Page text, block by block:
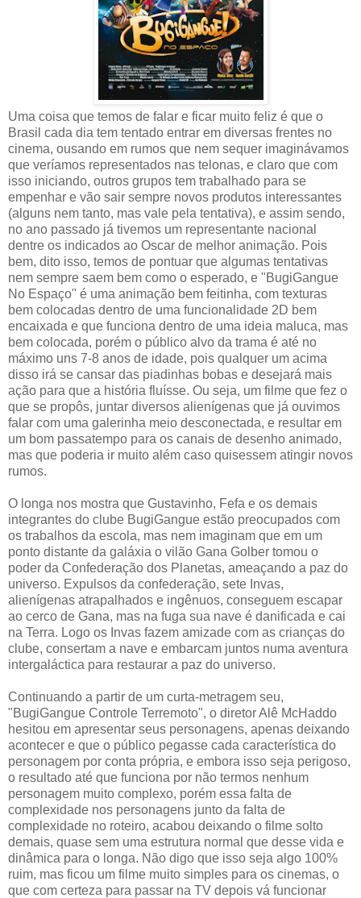
Uma coisa que temos de falar e ficar muito feliz é que o
Brasil cada dia tem tentado entrar em diversas frentes no
cinema, ousando em rumos que nem sequer imaginávamos
que veríamos representados nas telonas, e claro que com
isso iniciando, outros grupos tem trabalhado para se
empenhar e vão sair sempre novos produtos interessantes
(alguns nem tanto, mas vale pela tentativa), e assim sendo,
no ano passado já tivemos um representante nacional
dentre os indicados ao Oscar de melhor animação. Pois
bem, dito isso, temos de pontuar que algumas tentativas
nem sempre saem bem como o esperado, e "BugiGangue
No Espaço" é uma animação bem feitinha, com texturas
bem colocadas dentro de uma funcionalidade 2D bem
encaixada e que funciona dentro de uma ideia maluca, mas
bem colocada, porém o público alvo da trama é até no
máximo uns 7-8 anos de idade, pois qualquer um acima
disso irá se cansar das piadinhas bobas e desejará mais
ação para que a história fluísse. Ou seja, um filme que fez o
que se propôs, juntar diversos alienígenas que já ouvimos
falar com uma galerinha meio desconectada, e resultar em
um bom passatempo para os canais de desenho animado,
mas que poderia ir muito além caso quisessem atingir novos
rumos.
O longa nos mostra que Gustavinho, Fefa e os demais
integrantes do clube BugiGangue estão preocupados com
os trabalhos da escola, mas nem imaginam que em um
ponto distante da galáxia o vilão Gana Golber tomou o
poder da Confederação dos Planetas, ameaçando a paz do
universo. Expulsos da confederação, sete Invas,
alienígenas atrapalhados e ingênuos, conseguem escapar
ao cerco de Gana, mas na fuga sua nave é danificada e cai
na Terra. Logo os Invas fazem amizade com as crianças do
clube, consertam a nave e embarcam juntos numa aventura
intergaláctica para restaurar a paz do universo.
Continuando a partir de um curta-metragem seu,
"BugiGangue Controle Terremoto", o diretor Alê McHaddo
hesitou em apresentar seus personagens, apenas deixando
acontecer e que o público pegasse cada característica do
personagem por conta própria, e embora isso seja perigoso,
o resultado até que funciona por não termos nenhum
personagem muito complexo, porém essa falta de
complexidade nos personagens junto da falta de
complexidade no roteiro, acabou deixando o filme solto
demais, quase sem uma estrutura normal que desse vida e
dinâmica para o longa. Não digo que isso seja algo 100%
ruim, mas ficou um filme muito simples para os cinemas, o
que com certeza para passar na TV depois vá funcionar